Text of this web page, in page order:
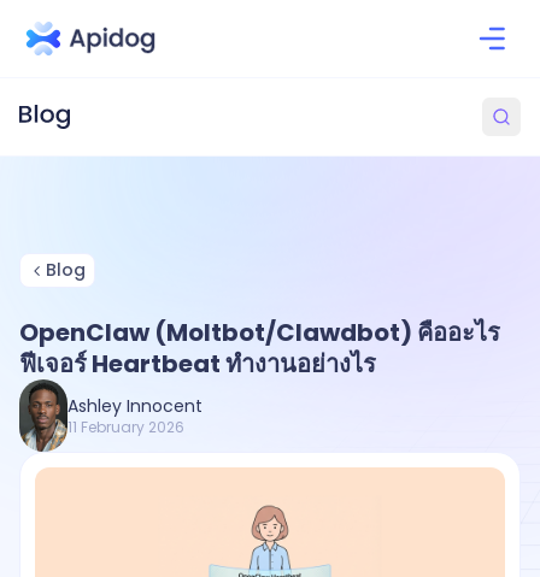
Blog
OpenClaw (Moltbot/Clawdbot) คืออะไร
ฟีเจอร์ Heartbeat ทำงานอย่างไร
Ashley Innocent
11 February 2026